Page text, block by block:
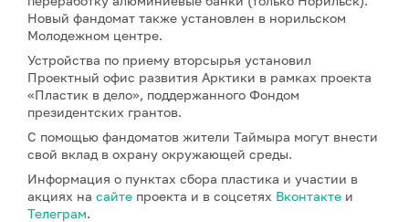
Новый фандомат также установлен в норильском
Молодежном центре.
Устройства по приему вторсырья установил
Проектный офис развития Арктики в рамках проекта
«Пластик в дело», поддержанного Фондом
президентских грантов.
С помощью фандоматов жители Таймыра могут внести
свой вклад в охрану окружающей среды.
Информация о пунктах сбора пластика и участии в
акциях на сайте проекта и в соцсетях Вконтакте и
Телеграм.